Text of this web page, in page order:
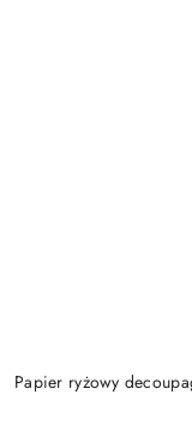
Papier ryżowy